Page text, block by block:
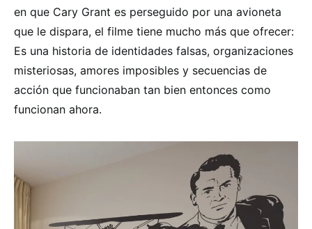
en que Cary Grant es perseguido por una avioneta
que le dispara, el filme tiene mucho más que ofrecer:
Es una historia de identidades falsas, organizaciones
misteriosas, amores imposibles y secuencias de
acción que funcionaban tan bien entonces como
funcionan ahora.